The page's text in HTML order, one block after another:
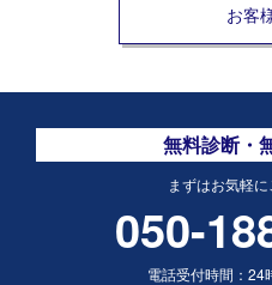
お客
無料診断・
まずはお気軽
050-
電話受付時間： 24